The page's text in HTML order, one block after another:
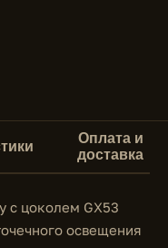
Оплата и
доставка
с цоколем GX53
освещения